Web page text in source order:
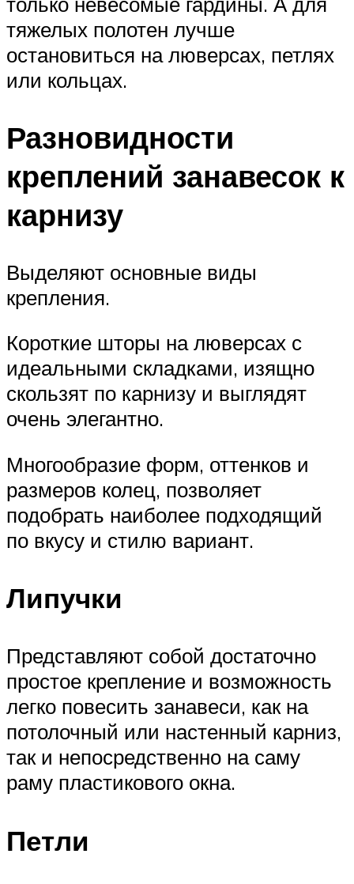
тяжелых полотен лучше
остановиться на люверсах, петлях
или кольцах.
Разновидности
креплений занавесок к
карнизу
Выделяют основные виды
крепления.
Короткие шторы на люверсах с
идеальными складками, изящно
скользят по карнизу и выглядят
очень элегантно.
Многообразие форм, оттенков и
размеров колец, позволяет
подобрать наиболее подходящий
по вкусу и стилю вариант.
Липучки
Представляют собой достаточно
простое крепление и возможность
легко повесить занавеси, как на
потолочный или настенный карниз,
так и непосредственно на саму
раму пластикового окна.
Петли